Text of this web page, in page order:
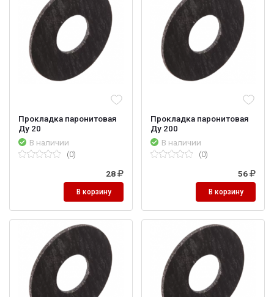
Прокладка паронитовая
Ду 20
В наличии
(0)
28
В корзину
Прокладка паронитовая
Ду 200
В наличии
(0)
56
В корзину